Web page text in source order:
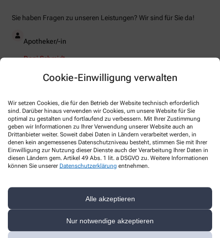
Cookie-Einwilligung verwalten
Wir setzen Cookies, die für den Betrieb der Website technisch erforderlich
sind. Darüber hinaus verwenden wir Cookies, um unsere Website für Sie
optimal zu gestalten und fortlaufend zu verbessern. Mit Ihrer Zustimmung
geben wir Informationen zu Ihrer Verwendung unserer Website auch an
Drittanbieter weiter. Soweit dabei Daten in Ländern verarbeitet werden, in
denen kein angemessenes Datenschutzniveau besteht, stimmen Sie mit Ihrer
Einwilligung zur Nutzung dieser Dienste auch der Verarbeitung Ihrer Daten in
diesen Ländern gem. Artikel 49 Abs. 1 lit. a DSGVO zu. Weitere Informationen
können Sie unserer Datenschutzerklärung entnehmen.
Alle akzeptieren
Nur notwendige akzeptieren
Sie haben Fragen zu unseren Leistungen? Wir sind für Sie da!
Apotheker/-in
Dani Schmidt
Telefonnummer
+49-7627/13 22
Faxnummer
+49-7627/35 15
E-Mail-Adresse
Apotheke am Eck, Kirchstr. 2, 79585 Steinen
Mit dem Laden der Karte stimmen Sie den
Datenschutzbestimmungen von Google zu.
Klicken Sie auf „Karte Laden“, um Google
map zu aktivieren.
Cookie-Richtlinie